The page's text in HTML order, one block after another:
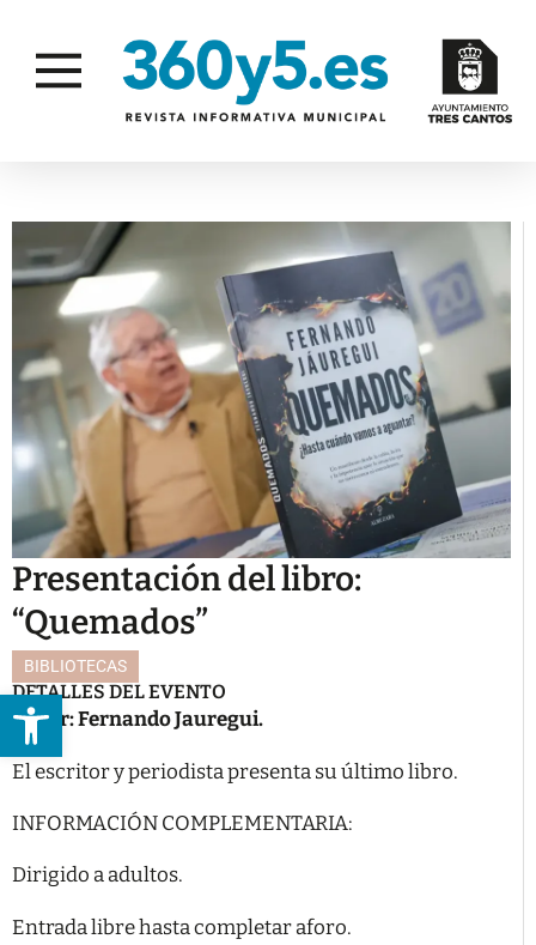
Abrir barra de herramientas
Presentación del libro:
“Quemados”
BIBLIOTECAS
DETALLES DEL EVENTO
Autor: Fernando Jauregui.
El escritor y periodista presenta su último libro.
INFORMACIÓN COMPLEMENTARIA:
Dirigido a adultos.
Entrada libre hasta completar aforo.